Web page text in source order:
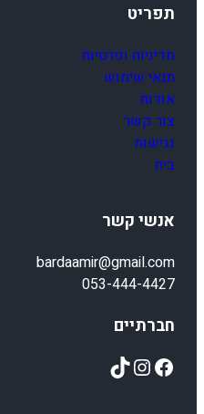
תפריט
מדיניות ופרטיות
תנאי שימוש
אודות
צור קשר
נגישות
בית
אנשי קשר
bardaamir@gmail.com
053-444-4427
חברתיים
Facebook
Instagram
TikTok